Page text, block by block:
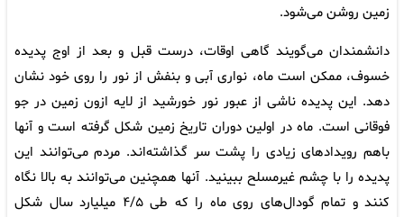
زمین روشن می‌شود.
دانشمندان می‌گویند گاهی اوقات، درست قبل و بعد از اوج پدیده
خسوف، ممکن است ماه، نواری آبی و بنفش از نور را روی خود نشان
دهد. این پدیده ناشی از عبور نور خورشید از لایه ازون زمین در جو
فوقانی است. ماه در اولین دوران تاریخ زمین شکل گرفته است و آنها
باهم رویدادهای زیادی را پشت سر گذاشته‌اند. مردم می‌توانند این
پدیده را با چشم غیرمسلح ببینید. آنها همچنین می‌توانند به بالا نگاه
کنند و تمام گودال‌های روی ماه را که طی ۴/۵ میلیارد سال شکل